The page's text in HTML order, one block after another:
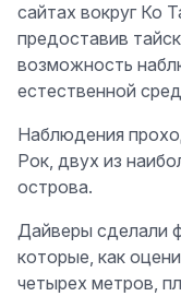
сайтах вокруг Ко
предоставив
возможность
естественной
Наблюдения
Рок, двух из
острова.
Дайверы сделали
которые, как
четырех метров,